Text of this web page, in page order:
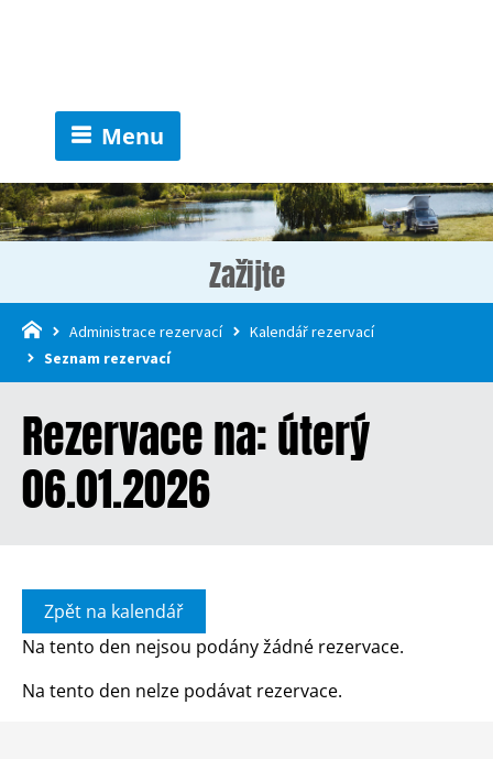
Menu
Zažijte
Administrace rezervací
Kalendář rezervací
Seznam rezervací
Rezervace na: úterý
06.01.2026
Zpět na kalendář
Na tento den nejsou podány žádné rezervace.
Na tento den nelze podávat rezervace.